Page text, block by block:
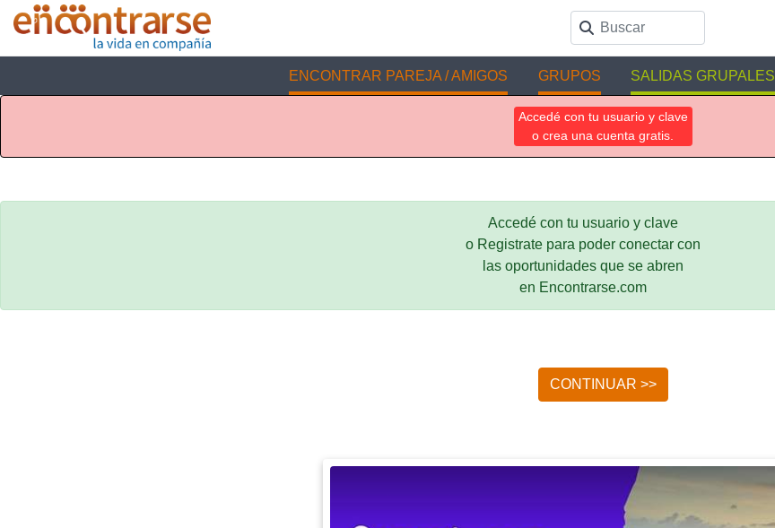
ENCONTRAR PAREJA / AMIGOS GRUPOS SALIDAS GRUPALES
Accedé con tu usuario y clave
o crea una cuenta gratis.
Accedé con tu usuario y clave
o Registrate para poder conectar con
las oportunidades que se abren
en Encontrarse.com
CONTINUAR >>